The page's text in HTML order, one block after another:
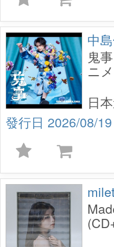
中
鬼
ニ
2026/08/19
日